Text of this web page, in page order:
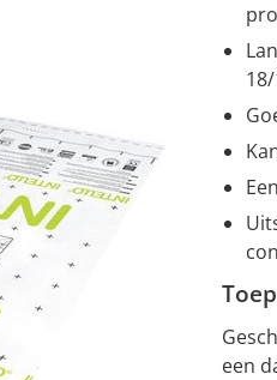
een